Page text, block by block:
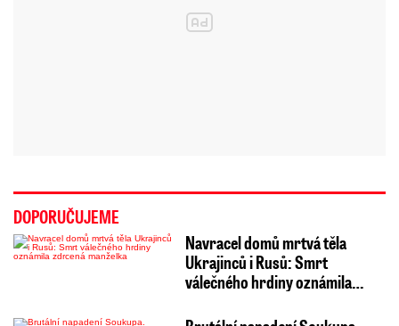
DOPORUČUJEME
Navracel domů mrtvá těla
Ukrajinců i Rusů: Smrt
válečného hrdiny oznámila…